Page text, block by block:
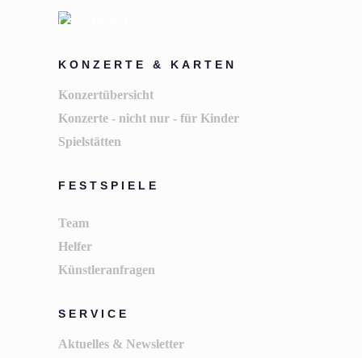
KONZERTE & KARTEN
Konzertübersicht
Konzerte - nicht nur - für Kinder
Spielstätten
FESTSPIELE
Team
Helfer
Künstleranfragen
SERVICE
Aktuelles & Newsletter